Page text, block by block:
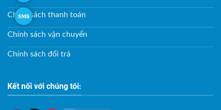
Chính sách thanh toán
Chính sách vận chuyển
Chính sách đổi trả
Kết nối với chúng tôi: